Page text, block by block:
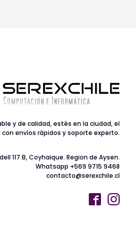
y de calidad, estés en la ciudad, el
envíos rápidos y soporte experto.
117 B, Coyhaique. Region de Aysen.
Whatsapp +569 9715 9468
contacto@serexchile.cl